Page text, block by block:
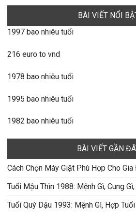
BÀI VIẾT NỔI
1997 bao nhiêu tuổi
216 euro to vnd
1978 bao nhiêu tuổi
1995 bao nhiêu tuổi
1982 bao nhiêu tuổi
BÀI VIẾT GẦN
Cách Chọn Máy Giặt Phù Hợp Cho Gia
Tuổi Mậu Thìn 1988: Mệnh Gì, Cung
Tuổi Quý Dậu 1993: Mệnh Gì, Hợp